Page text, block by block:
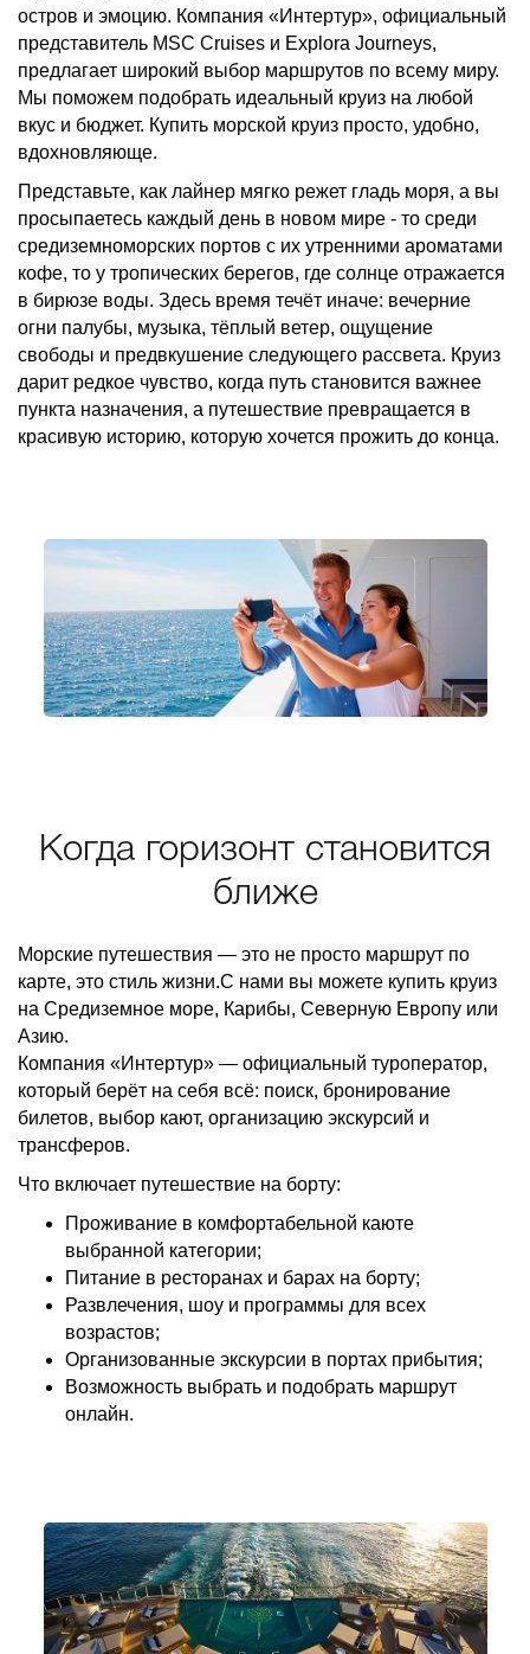
остров и эмоцию. Компания «Интертур», официальный
представитель MSC Cruises и Explora Journeys,
предлагает широкий выбор маршрутов по всему миру.
Мы поможем подобрать идеальный круиз на любой
вкус и бюджет. Купить морской круиз просто, удобно,
вдохновляюще.
Представьте, как лайнер мягко режет гладь моря, а вы
просыпаетесь каждый день в новом мире - то среди
средиземноморских портов с их утренними ароматами
кофе, то у тропических берегов, где солнце отражается
в бирюзе воды. Здесь время течёт иначе: вечерние
огни палубы, музыка, тёплый ветер, ощущение
свободы и предвкушение следующего рассвета. Круиз
дарит редкое чувство, когда путь становится важнее
пункта назначения, а путешествие превращается в
красивую историю, которую хочется прожить до конца.
Когда горизонт становится
ближе
Морские путешествия — это не просто маршрут по
карте, это стиль жизни.С нами вы можете купить круиз
на Средиземное море, Карибы, Северную Европу или
Азию.
Компания «Интертур» — официальный туроператор,
который берёт на себя всё: поиск, бронирование
билетов, выбор кают, организацию экскурсий и
трансферов.
Что включает путешествие на борту:
Проживание в комфортабельной каюте
выбранной категории;
Питание в ресторанах и барах на борту;
Развлечения, шоу и программы для всех
возрастов;
Организованные экскурсии в портах прибытия;
Возможность выбрать и подобрать маршрут
онлайн.